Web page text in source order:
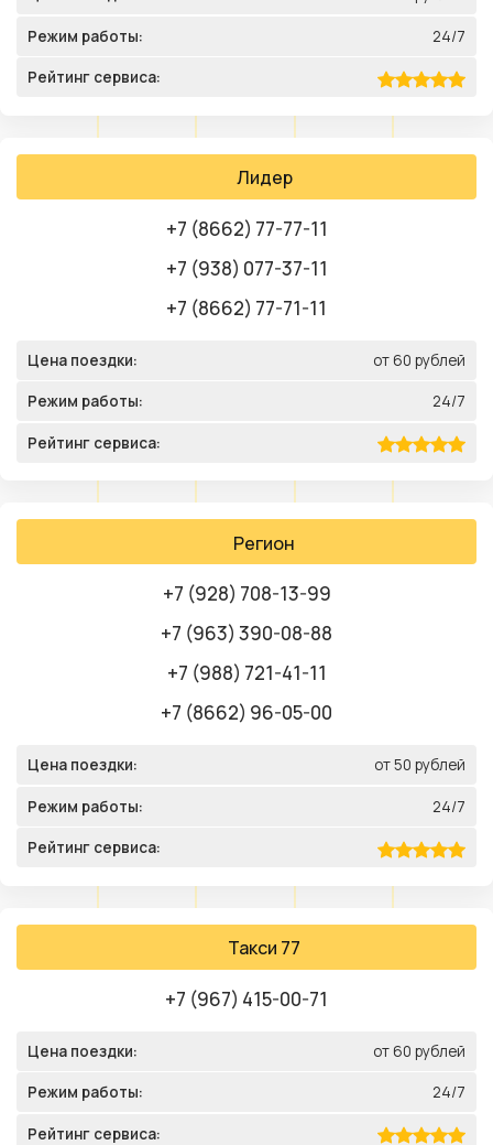
Режим работы: 24/7
Рейтинг сервиса:
Лидер
+7 (8662) 77-77-11
+7 (938) 077-37-11
+7 (8662) 77-71-11
Цена поездки: от 60 рублей
Режим работы: 24/7
Рейтинг сервиса:
Регион
+7 (928) 708-13-99
+7 (963) 390-08-88
+7 (988) 721-41-11
+7 (8662) 96-05-00
Цена поездки: от 50 рублей
Режим работы: 24/7
Рейтинг сервиса:
Такси 77
+7 (967) 415-00-71
Цена поездки: от 60 рублей
Режим работы: 24/7
Рейтинг сервиса: